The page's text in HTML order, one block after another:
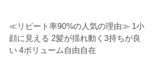
≪リピート率90%の人気の理由≫ 1小
顔に見える 2髪が揺れ動く3持ちが良
い 4ボリューム自由自在